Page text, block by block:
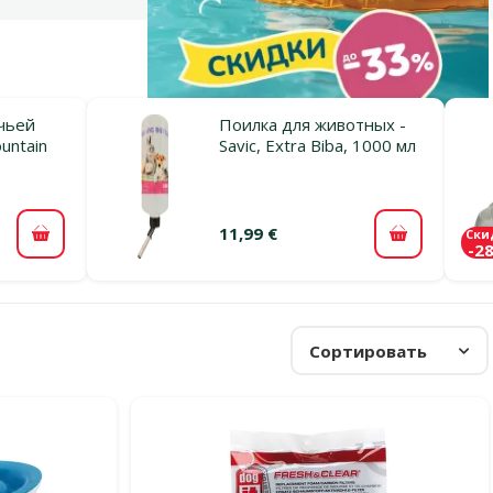
В корзину
Поилка для животных -
Savic, Extra Biba, 1000 мл
11,99 € В корзину
-
Сортировать